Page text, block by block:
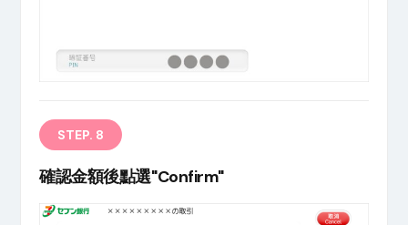
STEP. 8
確認金額後點選"Confirm"